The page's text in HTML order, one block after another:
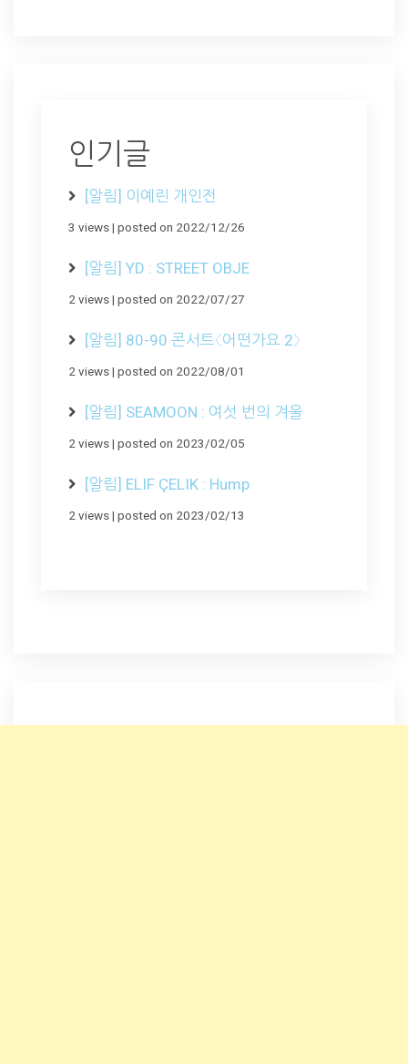
인기글
[알림] 이예린 개인전
3 views| posted on 2022/12/26
[알림] YD : STREET OBJE
2 views| posted on 2022/07/27
[알림] 80-90 콘서트〈어떤가요 2〉
2 views| posted on 2022/08/01
[알림] SEAMOON : 여섯 번의 겨울
2 views| posted on 2023/02/05
[알림] ELIF ÇELIK : Hump
2 views| posted on 2023/02/13